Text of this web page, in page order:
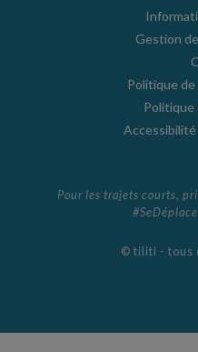
Gestion
Politique
Politique
Pour les trajets courts,
© tiliti - tous